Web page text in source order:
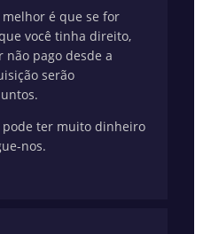
melhor é que se for
você tinha direito,
não pago desde a
serão
pode ter muito dinheiro
nos.